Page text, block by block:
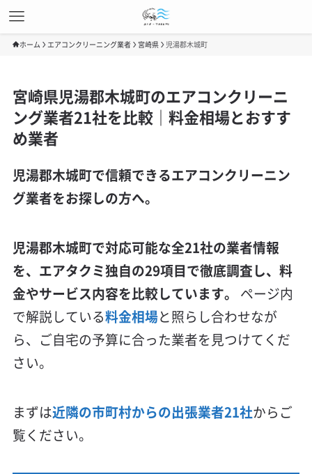
ホーム エアコンクリーニング業者 宮崎県 児湯郡木城町
宮崎県児湯郡木城町のエアコンクリーニ
ング業者21社を比較｜料金相場とおすす
め業者
児湯郡木城町で信頼できるエアコンクリーニン
グ業者をお探しの方へ。
児湯郡木城町で対応可能な全21社の業者情報
を、エアタクミ独自の29項目で徹底調査し、料
金やサービス内容を比較しています。
ページ内
で解説している料金相場と照らし合わせなが
ら、ご自宅の予算に合った業者を見つけてくだ
さい。
まずは近隣の市町村からの出張業者21社からご
覧ください。